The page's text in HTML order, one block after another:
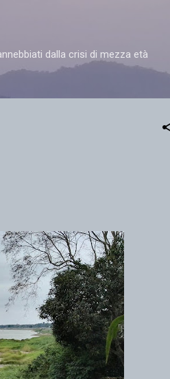
dalla crisi di mezza età